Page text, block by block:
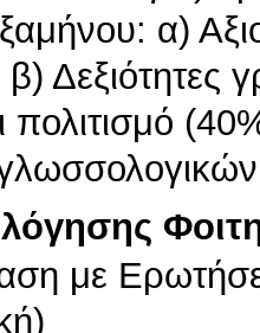
α)
Δεξιότητες
πολιτισμό
με
)